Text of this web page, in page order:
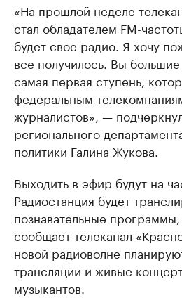
«На прошлой неделе
стал обладателем FM-
будет свое радио. Я хочу
все получилось. Вы
самая первая ступень,
федеральным
журналистов», —
регионального
политики Галина Жукова.
Выходить в эфир будут на
Радиостанция будет
познавательные
сообщает телеканал
новой радиоволне
трансляции и живые
музыкантов.